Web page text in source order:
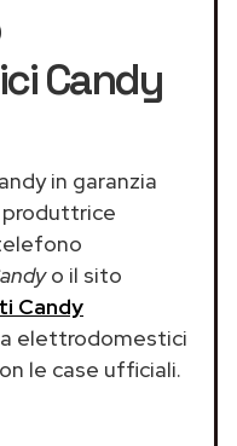
Candy
in garanzia
o il sito
Candy
elettrodomestici
le case ufficiali.